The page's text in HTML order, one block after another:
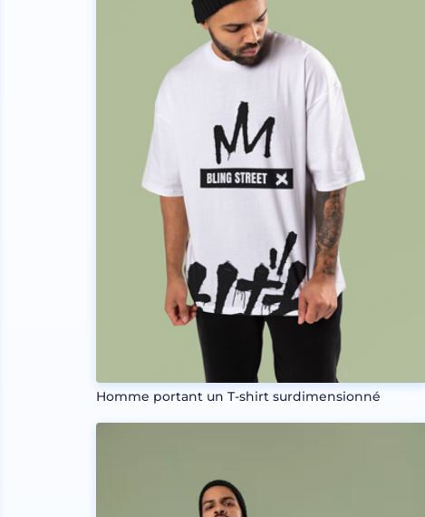
Homme portant un T-shirt surdimensionné